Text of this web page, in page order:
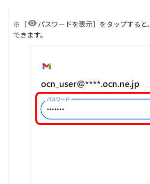
※［
パスワードを表示］をタップする
できます。